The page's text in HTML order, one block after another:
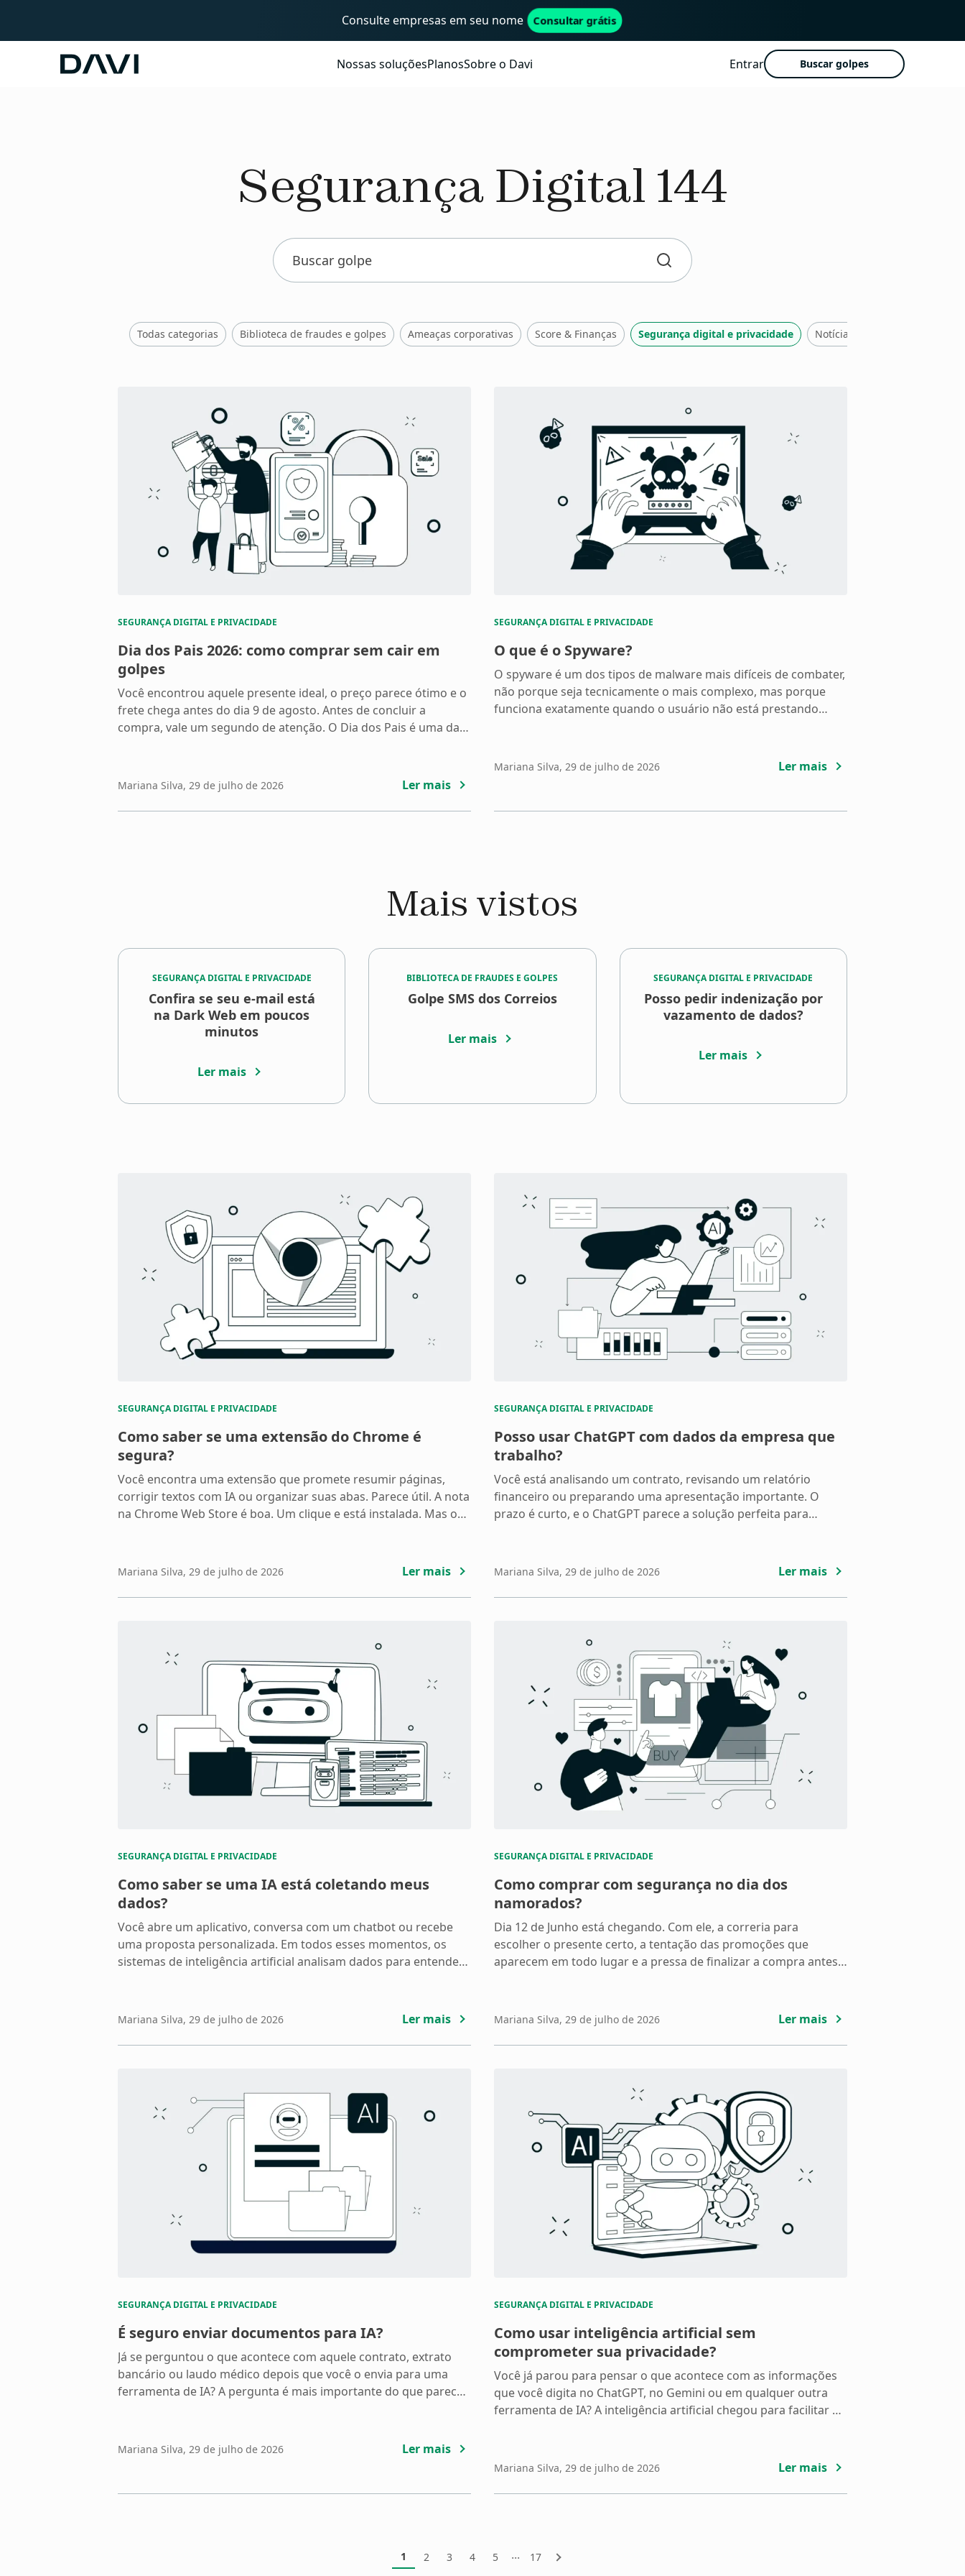
Consulte empresas em seu nome Consultar grátis
Davi Nossas soluçõesPlanosSobre o Davi Entrar Buscar golpes
Segurança Digital 144
Todas categorias Biblioteca de fraudes e golpes Ameaças corporativas Score & Finanças Segurança digital e privacidade Notícias
SEGURANÇA DIGITAL E PRIVACIDADE
Dia dos Pais 2026: como comprar sem cair em
golpes
Você encontrou aquele presente ideal, o preço parece ótimo e o
frete chega antes do dia 9 de agosto. Antes de concluir a
compra, vale um segundo de atenção. O Dia dos Pais é uma das
janeiro […]
Mariana Silva, 29 de julho de 2026 Ler mais
SEGURANÇA DIGITAL E PRIVACIDADE
O que é o Spyware?
O spyware é um dos tipos de malware mais difíceis de combater,
não porque seja tecnicamente o mais complexo, mas porque
funciona exatamente quando o usuário não está prestando
externos sem gerar alertas visíveis. Em muitos casos, a infecção
Mariana Silva, 29 de julho de 2026 Ler mais
Mais vistos
SEGURANÇA DIGITAL E PRIVACIDADE
Confira se seu e-mail está
na Dark Web em poucos
minutos
Ler mais
BIBLIOTECA DE FRAUDES E GOLPES
Golpe SMS dos Correios
Ler mais
SEGURANÇA DIGITAL E PRIVACIDADE
Posso pedir indenização por
vazamento de dados?
Ler mais
SEGURANÇA DIGITAL E PRIVACIDADE
Como saber se uma extensão do Chrome é
segura?
Você encontra uma extensão que promete resumir páginas,
corrigir textos com IA ou organizar suas abas. Parece útil. A nota
na Chrome Web Store é boa. Um clique e está instalada. Mas o
programas que funcionam […]
Mariana Silva, 29 de julho de 2026 Ler mais
SEGURANÇA DIGITAL E PRIVACIDADE
Posso usar ChatGPT com dados da empresa que
trabalho?
Você está analisando um contrato, revisando um relatório
financeiro ou preparando uma apresentação importante. O
prazo é curto, e o ChatGPT parece a solução perfeita para
estão realmente protegidos? A resposta depende de um detalhe
Mariana Silva, 29 de julho de 2026 Ler mais
SEGURANÇA DIGITAL E PRIVACIDADE
Como saber se uma IA está coletando meus
dados?
Você abre um aplicativo, conversa com um chatbot ou recebe
uma proposta personalizada. Em todos esses momentos, os
sistemas de inteligência artificial analisam dados para entender
processo é essencial para proteger sua privacidade e fazer
Mariana Silva, 29 de julho de 2026 Ler mais
SEGURANÇA DIGITAL E PRIVACIDADE
Como comprar com segurança no dia dos
namorados?
Dia 12 de Junho está chegando. Com ele, a correria para
escolher o presente certo, a tentação das promoções que
aparecem em todo lugar e a pressa de finalizar a compra antes
projetou um grande faturamento […]
Mariana Silva, 29 de julho de 2026 Ler mais
SEGURANÇA DIGITAL E PRIVACIDADE
É seguro enviar documentos para IA?
Já se perguntou o que acontece com aquele contrato, extrato
bancário ou laudo médico depois que você o envia para uma
ferramenta de IA? A pergunta é mais importante do que parece.
arquivos quando você […]
Mariana Silva, 29 de julho de 2026 Ler mais
SEGURANÇA DIGITAL E PRIVACIDADE
Como usar inteligência artificial sem
comprometer sua privacidade?
Você já parou para pensar o que acontece com as informações
que você digita no ChatGPT, no Gemini ou em qualquer outra
ferramenta de IA? A inteligência artificial chegou para facilitar a
você. […]
Mariana Silva, 29 de julho de 2026 Ler mais
Página
1 2 3 4 5 ... 17
Próxima